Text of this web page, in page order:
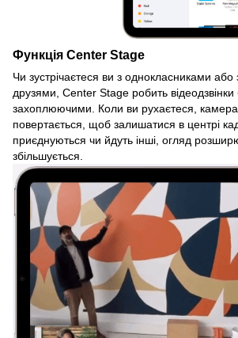
Функція Center Stage
Чи зустрічаєтеся ви з однокласниками або
друзями, Center Stage робить відеодзвінки
захоплюючими. Коли ви рухаєтеся,
повертається, щоб залишатися в центрі
приєднуються чи йдуть інші, огляд
збільшується.